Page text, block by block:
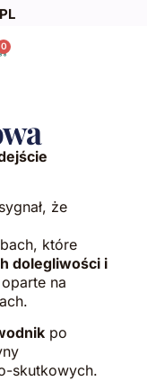
PL
0
że
które
dolegliwości i
na
po
skutkowych.